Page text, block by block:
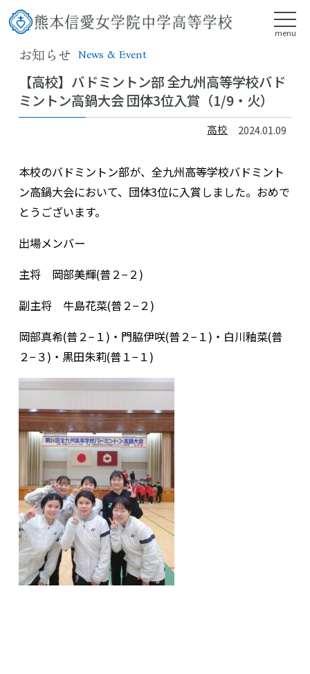
お知らせ News & Event
【高校】バドミントン部 全九州高等学校バド
ミントン高鍋大会 団体3位入賞（1/9・火）
高校 2024.01.09
本校のバドミントン部が、全九州高等学校バドミント
ン高鍋大会において、団体3位に入賞しました。おめで
とうございます。
出場メンバー
主将 岡部美輝(普２−２)
副主将 牛島花菜(普２−２)
岡部真希(普２−１)・門脇伊咲(普２−１)・白川釉菜(普
２−３)・黒田朱莉(普１−１)
menu